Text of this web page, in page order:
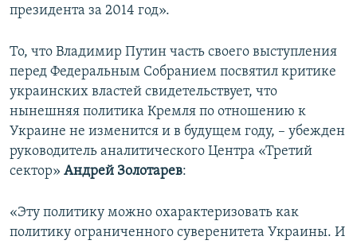
президента за 2014 год».
То, что Владимир Путин часть своего выступления
перед Федеральным Собранием посвятил критике
украинских властей свидетельствует, что
нынешняя политика Кремля по отношению к
Украине не изменится и в будущем году, – убежден
руководитель аналитического Центра «Третий
сектор» Андрей Золотарев:
«Эту политику можно охарактеризовать как
политику ограниченного суверенитета Украины. И